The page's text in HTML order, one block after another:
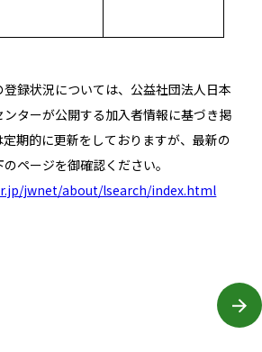
録状況については、公益社団法人日本
ターが公開する加入者情報に基づき掲
期的に更新をしておりますが、最新の
ページを御確認ください。
jwnet/about/lsearch/index.html